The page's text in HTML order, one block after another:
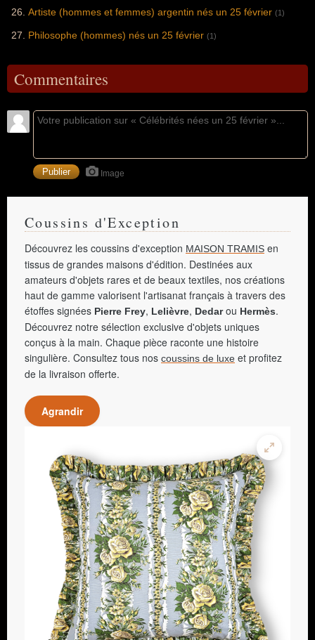
Artiste (hommes et femmes) argentin nés un 25 février (1)
Philosophe (hommes) nés un 25 février (1)
Commentaires
Image
Coussins d'Exception
Découvrez les coussins d'exception MAISON TRAMIS en
tissus de grandes maisons d'édition. Destinées aux
amateurs d'objets rares et de beaux textiles, nos créations
haut de gamme valorisent l'artisanat français à travers des
étoffes signées Pierre Frey, Lelièvre, Dedarou Hermès.
Découvrez notre sélection exclusive d'objets uniques
conçus à la main. Chaque pièce raconte une histoire
singulière. Consultez tous nos coussins de luxe et profitez
de la livraison offerte.
Agrandir